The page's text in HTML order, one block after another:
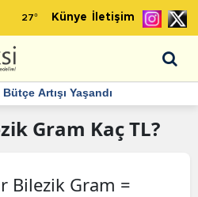
27° Künye İletişim
Artışı Yaşandı
Gram Kaç TL?
Bilezik Gram =